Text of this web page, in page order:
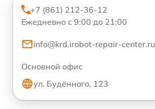
+7 (861) 212-36-12
Ежедневно с 9:00 до 21:00
info@krd.irobot-repair-center.ru
Основной офис
ул. Будённого, 123